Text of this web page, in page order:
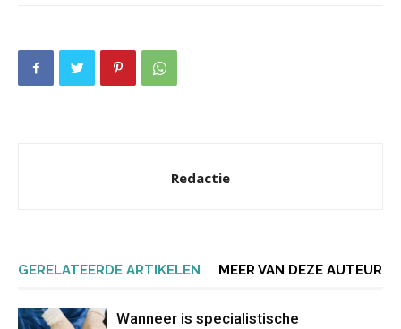
Redactie
GERELATEERDE ARTIKELEN MEER VAN DEZE AUTEUR
Wanneer is specialistische